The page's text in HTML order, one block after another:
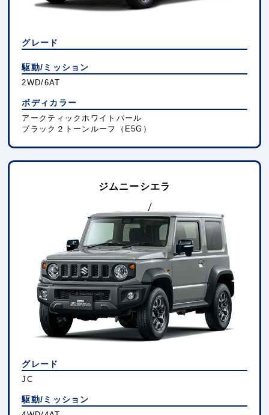
グレード
駆動/ミッション
2WD/6AT
ボディカラー
アークティックホワイトパール
ブラック２トーンルーフ（E5G）
ジムニーシエラ
グレード
JC
駆動/ミッション